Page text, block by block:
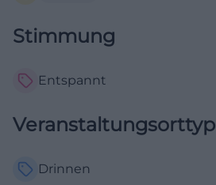
Stimmung
Entspannt
Veranstaltungsorttyp
Drinnen